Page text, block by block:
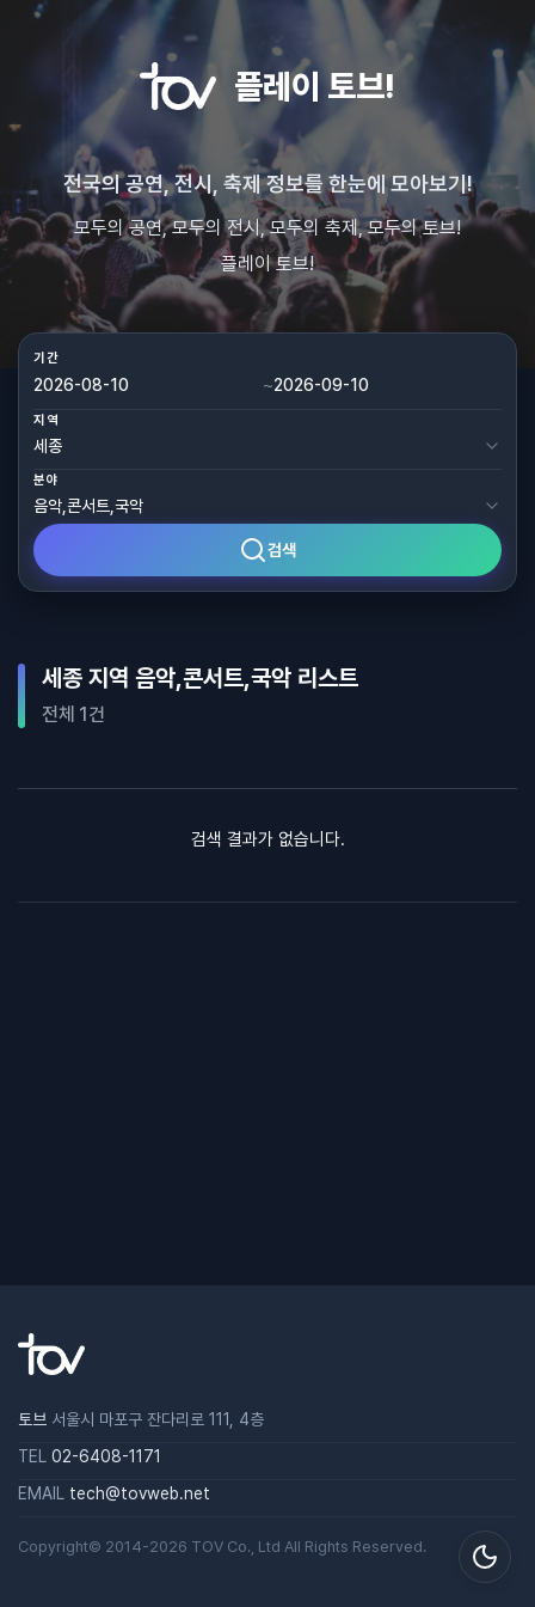
플레이 토브!
전국의 공연, 전시, 축제 정보를 한눈에 모아보기!
모두의 공연, 모두의 전시, 모두의 축제, 모두의 토브!
플레이 토브!
기간
~
지역
분야
검색
세종 지역 음악,콘서트,국악 리스트
전체 1건
검색 결과가 없습니다.
토브 서울시 마포구 잔다리로 111, 4층
TEL 02-6408-1171
EMAIL tech@tovweb.net
Copyright© 2014-2026 TOV Co., Ltd All Rights Reserved.